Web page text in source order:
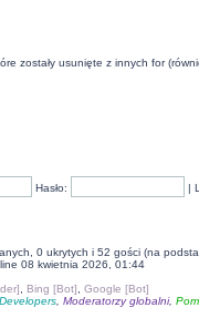
zostały usunięte z innych for
Hasło: |
0 ukrytych i 52 gości (na
08 kwietnia 2026, 01:44
Bing [Bot]
Google [Bot]
Developers, Moderatorzy globalni,